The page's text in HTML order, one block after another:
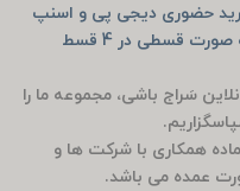
حضوری دیجی پی و اسنپ
پی و یا به صورت آنلاین خرید خود را به صورت قسطی در 4 قسط
سَراج باشی، مجموعه ما را
همکاری با شرکت ها و
عمده می باشد.